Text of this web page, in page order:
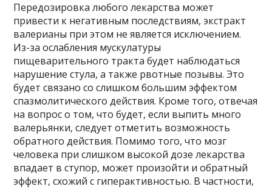
Передозировка любого лекарства может
привести к негативным последствиям, экстракт
валерианы при этом не является исключением.
Из-за ослабления мускулатуры
пищеварительного тракта будет наблюдаться
нарушение стула, а также рвотные позывы. Это
будет связано со слишком большим эффектом
спазмолитического действия. Кроме того, отвечая
на вопрос о том, что будет, если выпить много
валерьянки, следует отметить возможность
обратного действия. Помимо того, что мозг
человека при слишком высокой дозе лекарства
впадает в ступор, может произойти и обратный
эффект, схожий с гиперактивностью. В частности,